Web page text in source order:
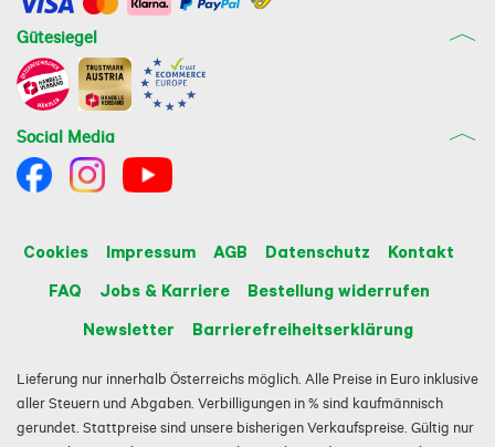
Gütesiegel
Social Media
Cookies Impressum AGB Datenschutz
Kontakt
FAQ
Jobs & Karriere
Bestellung widerrufen
Newsletter
Barrierefreiheitserklärung
Lieferung nur innerhalb Österreichs möglich. Alle Preise in Euro inklusive
aller Steuern und Abgaben. Verbilligungen in % sind kaufmännisch
gerundet. Stattpreise sind unsere bisherigen Verkaufspreise. Gültig nur